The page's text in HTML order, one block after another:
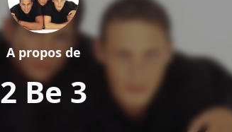
2 Be 3
A propos de